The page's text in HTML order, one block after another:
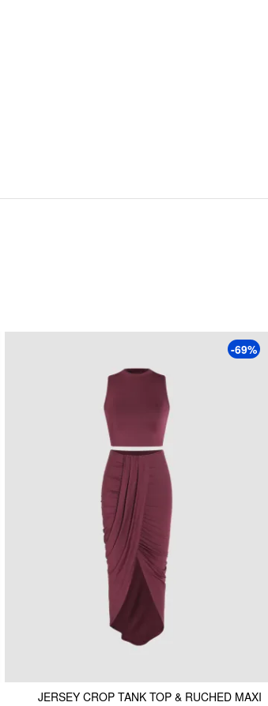
-69%
JERSEY CROP TANK TOP & RUCHED MAXI